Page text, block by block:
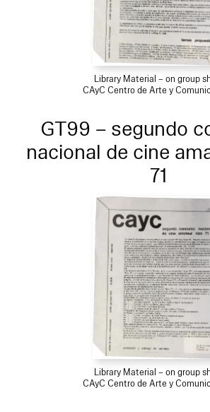
Library Material – on group
CAyC Centro de Arte y
GT99 – segundo
nacional de cine
71
Library Material – on group
CAyC Centro de Arte y